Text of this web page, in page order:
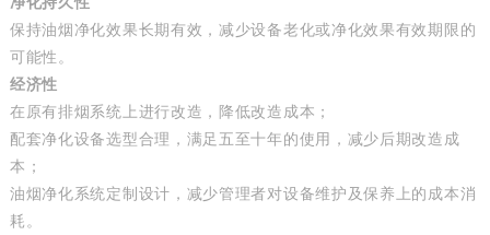
保持油烟净化效果长期有效，减少设备老化或净化效果有效期限的
可能性。
经济性
在原有排烟系统上进行改造，降低改造成本；
配套净化设备选型合理，满足五至十年的使用，减少后期改造成
本；
油烟净化系统定制设计，减少管理者对设备维护及保养上的成本消
耗。